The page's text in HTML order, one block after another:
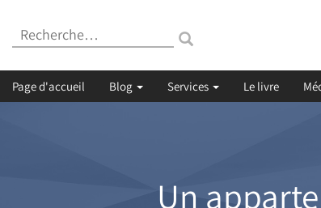
Recherche
Page d'accueil Blog Services Le livre
Un